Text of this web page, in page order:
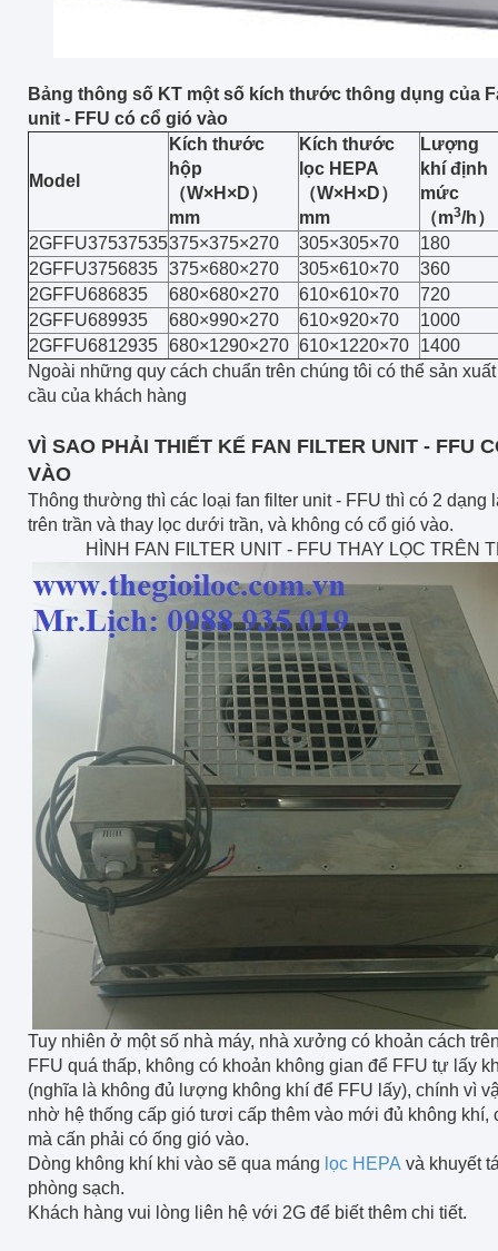
Bảng thông số KT một số kích thước thông dụng của
unit - FFU có cổ gió vào
Model
Kích thước
hộp
（W×H×D）
mm
Kích thước
lọc HEPA
（W×H×D）
mm
Lượng
khí định
mức
（m3/h）
2GFFU37537535375×375×270 305×305×70
180
2GFFU3756835 375×680×270 305×610×70
360
2GFFU686835
680×680×270 610×610×70
720
2GFFU689935
680×990×270 610×920×70
1000
2GFFU6812935 680×1290×270 610×1220×70
1400
Ngoài những quy cách chuẩn trên chúng tôi có thể sản
cầu của khách hàng
VÌ SAO PHẢI THIẾT KẾ FAN FILTER UNIT - FFU
VÀO
Thông thường thì các loại fan filter unit - FFU thì có 2 dạng
trên trần và thay lọc dưới trần, và không có cổ gió vào.
HÌNH FAN FILTER UNIT - FFU THAY LỌC TRÊN
Tuy nhiên ở một số nhà máy, nhà xưởng có khoản cách
FFU quá thấp, không có khoản không gian để FFU tự lấy
(nghĩa là không đủ lượng không khí để FFU lấy), chính vì
nhờ hệ thống cấp gió tươi cấp thêm vào mới đủ không khí,
mà cấn phải có ống gió vào.
Dòng không khí khi vào sẽ qua máng lọc HEPA và khuyết
phòng sạch.
Khách hàng vui lòng liên hệ với 2G để biết thêm chi tiết.